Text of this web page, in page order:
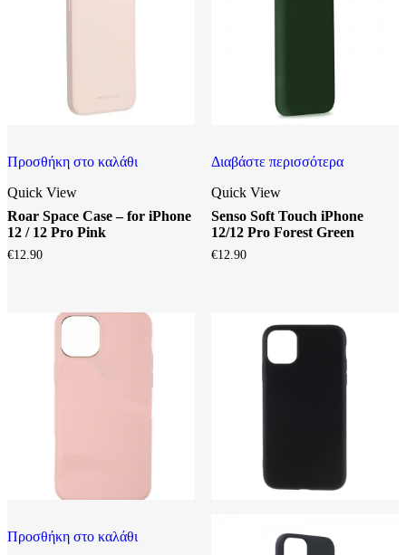
Προσθήκη στο καλάθι
Quick View
Roar Space Case – for iPhone
12 / 12 Pro Pink
€12.90
Διαβάστε περισσότερα
Quick View
Senso Soft Touch iPhone
12/12 Pro Forest Green
€12.90
Προσθήκη στο καλάθι